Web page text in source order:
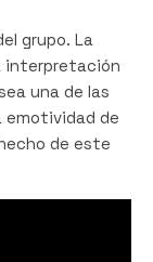
grupo. La
interpretación
una de las
emotividad de
de este